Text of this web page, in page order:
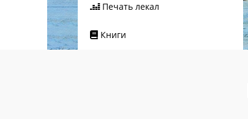
Печать лекал
Книги